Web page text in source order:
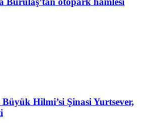
Büyük Hilmi’si Şinasi Yurtsever,